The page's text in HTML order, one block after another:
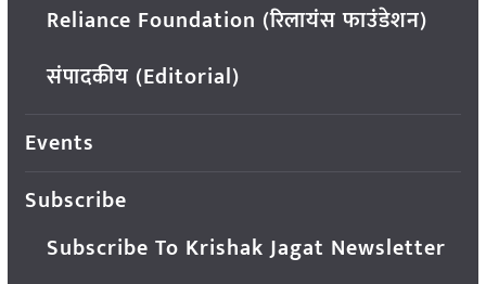
Reliance Foundation (रिलायंस फाउंडेशन)
संपादकीय (Editorial)
Events
Subscribe
Subscribe To Krishak Jagat Newsletter